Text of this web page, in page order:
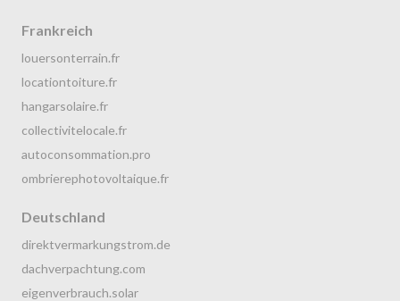
Frankreich
louersonterrain.fr
locationtoiture.fr
hangarsolaire.fr
collectivitelocale.fr
autoconsommation.pro
ombrierephotovoltaique.fr
Deutschland
direktvermarkungstrom.de
dachverpachtung.com
eigenverbrauch.solar